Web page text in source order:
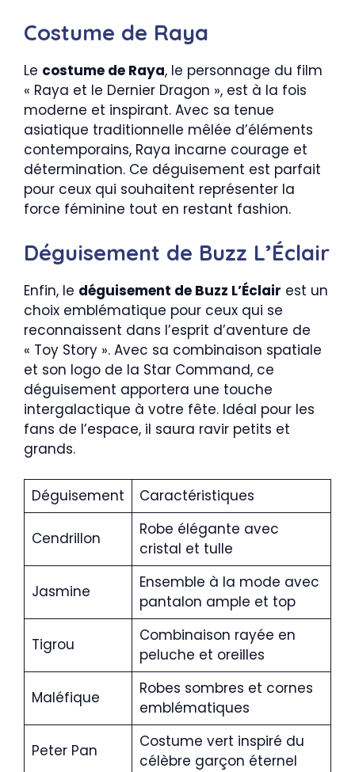
Costume de Raya
Le costume de Raya, le personnage du film
« Raya et le Dernier Dragon », est à la fois
moderne et inspirant. Avec sa tenue
asiatique traditionnelle mêlée d’éléments
contemporains, Raya incarne courage et
détermination. Ce déguisement est parfait
pour ceux qui souhaitent représenter la
force féminine tout en restant fashion.
Déguisement de Buzz L’Éclair
Enfin, le déguisement de Buzz L’Éclair est un
choix emblématique pour ceux qui se
reconnaissent dans l’esprit d’aventure de
« Toy Story ». Avec sa combinaison spatiale
et son logo de la Star Command, ce
déguisement apportera une touche
intergalactique à votre fête. Idéal pour les
fans de l’espace, il saura ravir petits et
grands.
Déguisement Caractéristiques
Cendrillon
Robe élégante avec
cristal et tulle
Jasmine
Ensemble à la mode avec
pantalon ample et top
Tigrou
Combinaison rayée en
peluche et oreilles
Maléfique
Robes sombres et cornes
emblématiques
Peter Pan
Costume vert inspiré du
célèbre garçon éternel